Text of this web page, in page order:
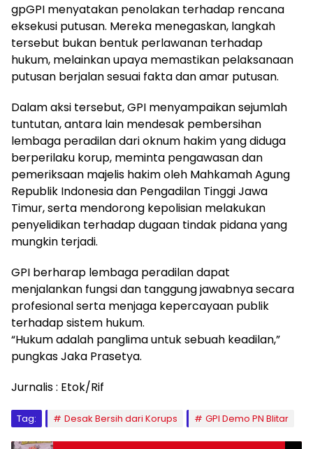
gpGPI menyatakan penolakan terhadap rencana
eksekusi putusan. Mereka menegaskan, langkah
tersebut bukan bentuk perlawanan terhadap
hukum, melainkan upaya memastikan pelaksanaan
putusan berjalan sesuai fakta dan amar putusan.
Dalam aksi tersebut, GPI menyampaikan sejumlah
tuntutan, antara lain mendesak pembersihan
lembaga peradilan dari oknum hakim yang diduga
berperilaku korup, meminta pengawasan dan
pemeriksaan majelis hakim oleh Mahkamah Agung
Republik Indonesia dan Pengadilan Tinggi Jawa
Timur, serta mendorong kepolisian melakukan
penyelidikan terhadap dugaan tindak pidana yang
mungkin terjadi.
GPI berharap lembaga peradilan dapat
menjalankan fungsi dan tanggung jawabnya secara
profesional serta menjaga kepercayaan publik
terhadap sistem hukum.
“Hukum adalah panglima untuk sebuah keadilan,”
pungkas Jaka Prasetya.
Jurnalis : Etok/Rif
Tag: Desak Bersih dari Korups GPI Demo PN Blitar